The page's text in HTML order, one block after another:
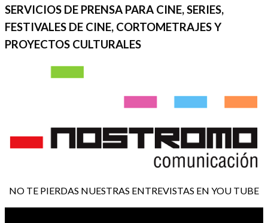
SERVICIOS DE PRENSA PARA CINE, SERIES,
FESTIVALES DE CINE, CORTOMETRAJES Y
PROYECTOS CULTURALES
NO TE PIERDAS NUESTRAS ENTREVISTAS EN YOU TUBE